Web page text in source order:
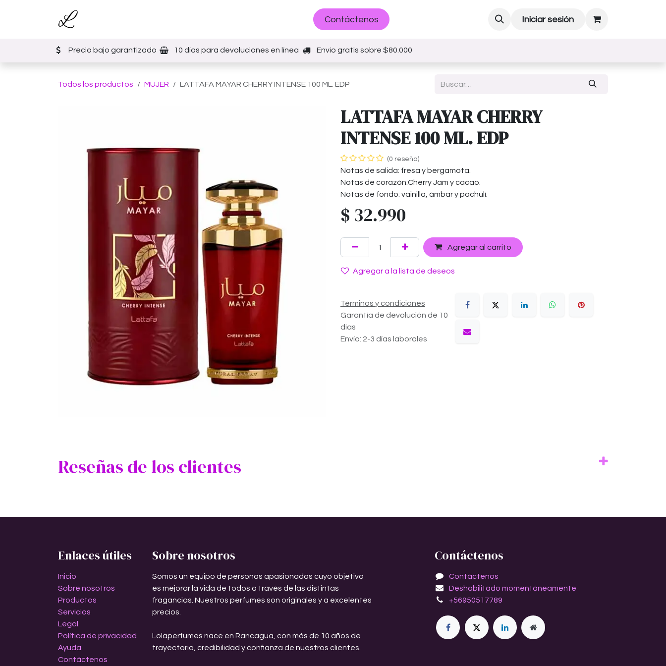
Contáctenos Iniciar sesión
Precio bajo garantizado 10 días para devoluciones en línea Envío gratis sobre $80.000
Todos los productos MUJER LATTAFA MAYAR CHERRY INTENSE 100 ML. EDP
LATTAFA MAYAR CHERRY
INTENSE 100 ML. EDP
(0 reseña)
Notas de salida: fresa y bergamota.
Notas de corazón:Cherry Jam y cacao.
Notas de fondo: vainilla, ámbar y pachulí.
$ 32.990
Agregar al carrito
Agregar a la lista de deseos
Términos y condiciones
Garantía de devolución de 10
días
Envío: 2-3 días laborales
Reseñas de los clientes
Enlaces útiles
Inicio
Sobre nosotros
Productos
Servicios
Legal
Política de privacidad
Ayuda
Contáctenos
Sobre nosotros
Somos un equipo de personas apasionadas cuyo objetivo
es mejorar la vida de todos a través de las distintas
fragancias. Nuestros perfumes son originales y a excelentes
precios.
Lolaperfumes nace en Rancagua, con más de 10 años de
trayectoria, credibilidad y confianza de nuestros clientes.
Contáctenos
Contáctenos
Deshabilitado momentáneamente
+56950517789